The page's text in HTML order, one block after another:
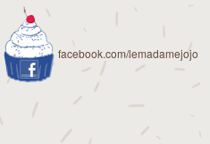
facebook.com/lemadamejojo